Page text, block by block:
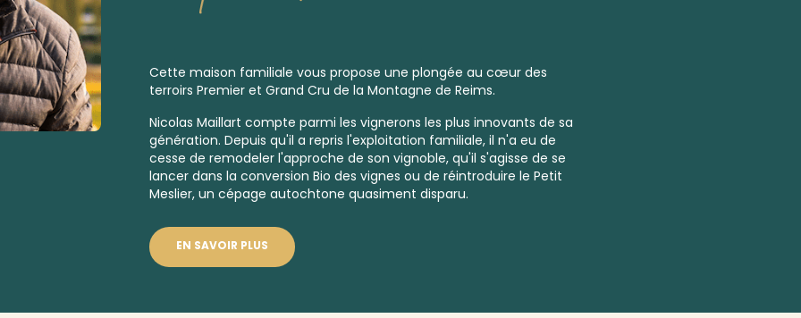
Cette maison familiale vous propose une plongée au cœur des
terroirs Premier et Grand Cru de la Montagne de Reims.
Nicolas Maillart compte parmi les vignerons les plus innovants de sa
génération. Depuis qu'il a repris l'exploitation familiale, il n'a eu de
cesse de remodeler l'approche de son vignoble, qu'il s'agisse de se
lancer dans la conversion Bio des vignes ou de réintroduire le Petit
Meslier, un cépage autochtone quasiment disparu.
EN SAVOIR PLUS